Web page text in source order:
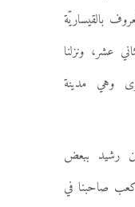
بالقيساريّة
عشر، ونزلنا
وهي مدينة
رشيد ببعض
كعب صاحبنا في